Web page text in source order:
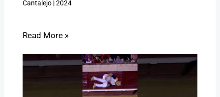
Cantalejo|2024
Read More »